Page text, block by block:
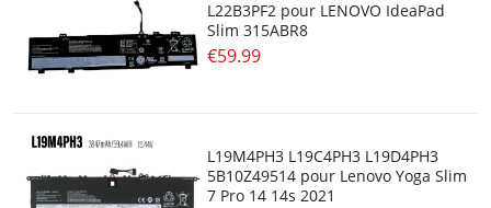
L22B3PF2 pour LENOVO IdeaPad
Slim 315ABR8
€59.99
L19M4PH3 L19C4PH3 L19D4PH3
5B10Z49514 pour Lenovo Yoga Slim
7 Pro 14 14s 2021